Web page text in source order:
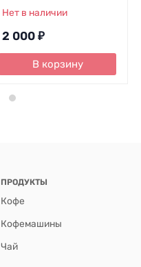
Нет в наличии
2 000 ₽
В корзину
ПРОДУКТЫ
Кофе
Кофемашины
Чай